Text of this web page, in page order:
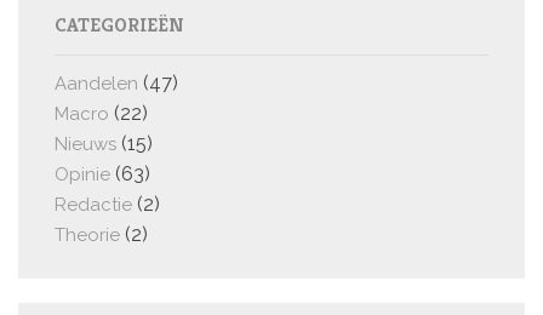
CATEGORIEËN
Aandelen (47)
Macro (22)
Nieuws (15)
Opinie (63)
Redactie (2)
Theorie (2)